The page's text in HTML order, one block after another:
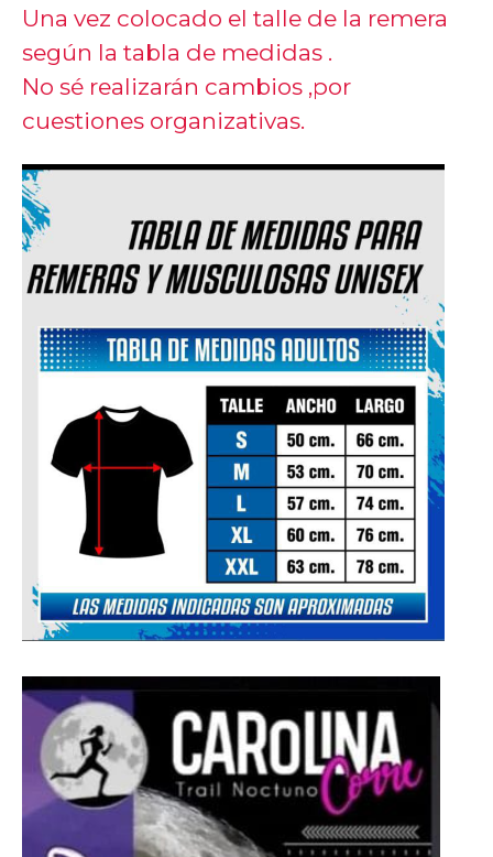
Una vez colocado el talle de la remera
según la tabla de medidas .
No sé realizarán cambios ,por
cuestiones organizativas.